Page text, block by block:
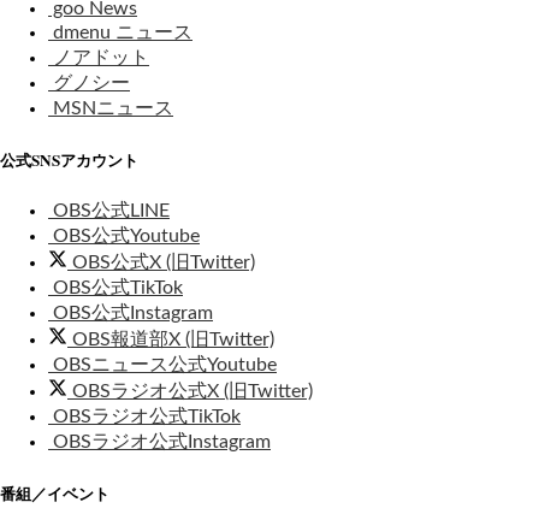
goo News
dmenu ニュース
ノアドット
グノシー
MSNニュース
公式SNSアカウント
OBS公式LINE
OBS公式Youtube
OBS公式X (旧Twitter)
OBS公式TikTok
OBS公式Instagram
OBS報道部X (旧Twitter)
OBSニュース公式Youtube
OBSラジオ公式X (旧Twitter)
OBSラジオ公式TikTok
OBSラジオ公式Instagram
番組／イベント